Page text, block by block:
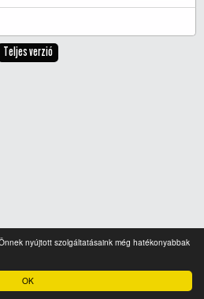
OK
nyújtott szolgáltatásaink még hatékonyabbak
Teljes verzió